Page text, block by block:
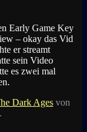
Early Game Key
– okay das Vid
er streamt
sein Video
es zwei mal
Dark Ages von
.